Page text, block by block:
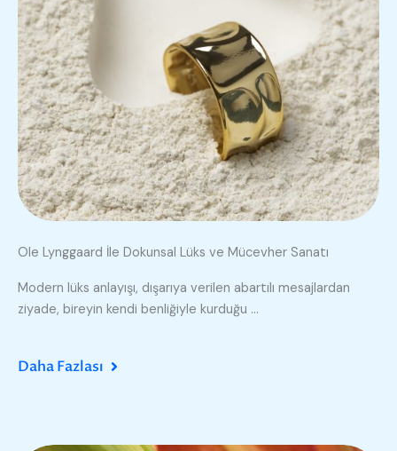
Ole Lynggaard İle Dokunsal Lüks ve Mücevher Sanatı
Modern lüks anlayışı, dışarıya verilen abartılı mesajlardan
ziyade, bireyin kendi benliğiyle kurduğu ...
Daha Fazlası